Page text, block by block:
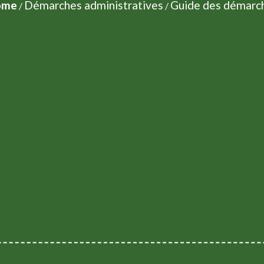
/ Démarches administratives / Guide des